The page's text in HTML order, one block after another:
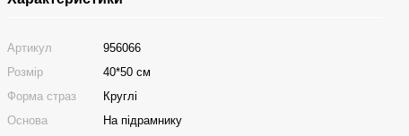
Артикул
956066
Розмір
40*50 см
Форма страз
Круглі
Основа
На підрамнику